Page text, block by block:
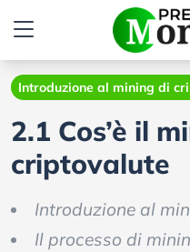
Introduzione al mining di
2.1 Cos’è il
criptovalute
Introduzione al
Il processo di